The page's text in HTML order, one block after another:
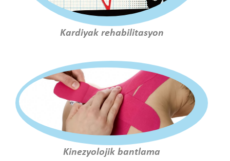
Kardiyak rehabilitasyon
Kinezyolojik bantlama